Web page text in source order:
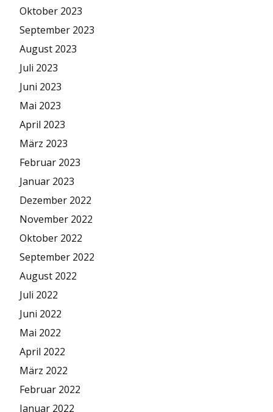
Oktober 2023
September 2023
August 2023
Juli 2023
Juni 2023
Mai 2023
April 2023
März 2023
Februar 2023
Januar 2023
Dezember 2022
November 2022
Oktober 2022
September 2022
August 2022
Juli 2022
Juni 2022
Mai 2022
April 2022
März 2022
Februar 2022
Januar 2022